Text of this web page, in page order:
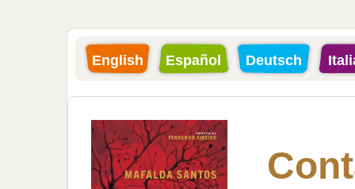
English Español Deutsch